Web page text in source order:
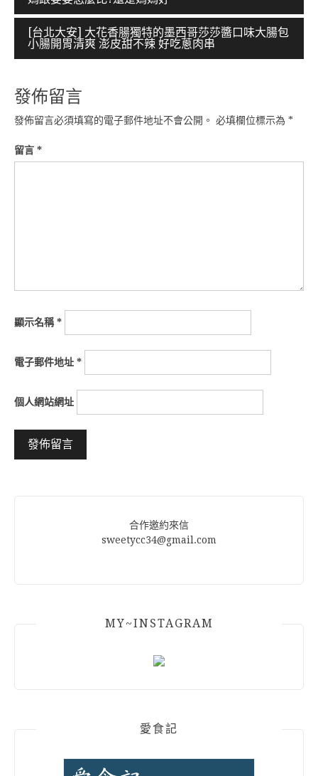
章
導
覽
[台北大安] 大花香腸獨特的墨西哥莎莎醬口味大腸包
小腸開胃清爽 澎皮甜不辣 好吃蔥肉串
發佈留言
發佈留言必須填寫的電子郵件地址不會公開。 必填欄位標示為 *
留言 *
顯示名稱*
電子郵件地址 *
個人網站網址
合作邀約來信
sweetycc34@gmail.com
MY~INSTAGRAM
愛食記